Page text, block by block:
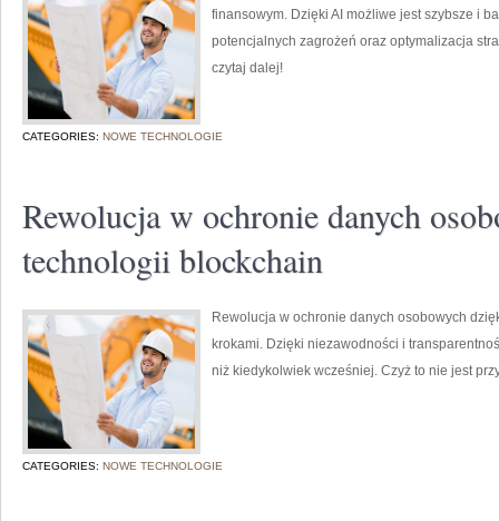
finansowym. Dzięki AI możliwe jest szybsze i
potencjalnych zagrożeń oraz optymalizacja
czytaj dalej!
CATEGORIES: NOWE TECHNOLOGIE
Rewolucja w ochronie danych
technologii blockchain
Rewolucja w ochronie danych osobowych
krokami. Dzięki niezawodności i
niż kiedykolwiek wcześniej. Czyż to nie jest
CATEGORIES: NOWE TECHNOLOGIE